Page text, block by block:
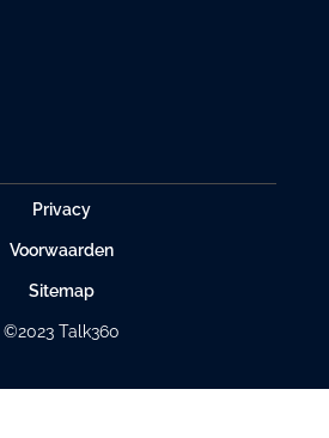
Privacy
Voorwaarden
Sitemap
©2023 Talk360